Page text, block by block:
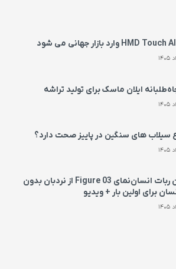
ایلان ماسک برای تولید تراشه
سیلاب های سنگین در پاییز صحت دارد؟
بالا رفتن ربات انسان‌نمای Figure 03 از نردبان بدون
برای اولین بار + ویدیو